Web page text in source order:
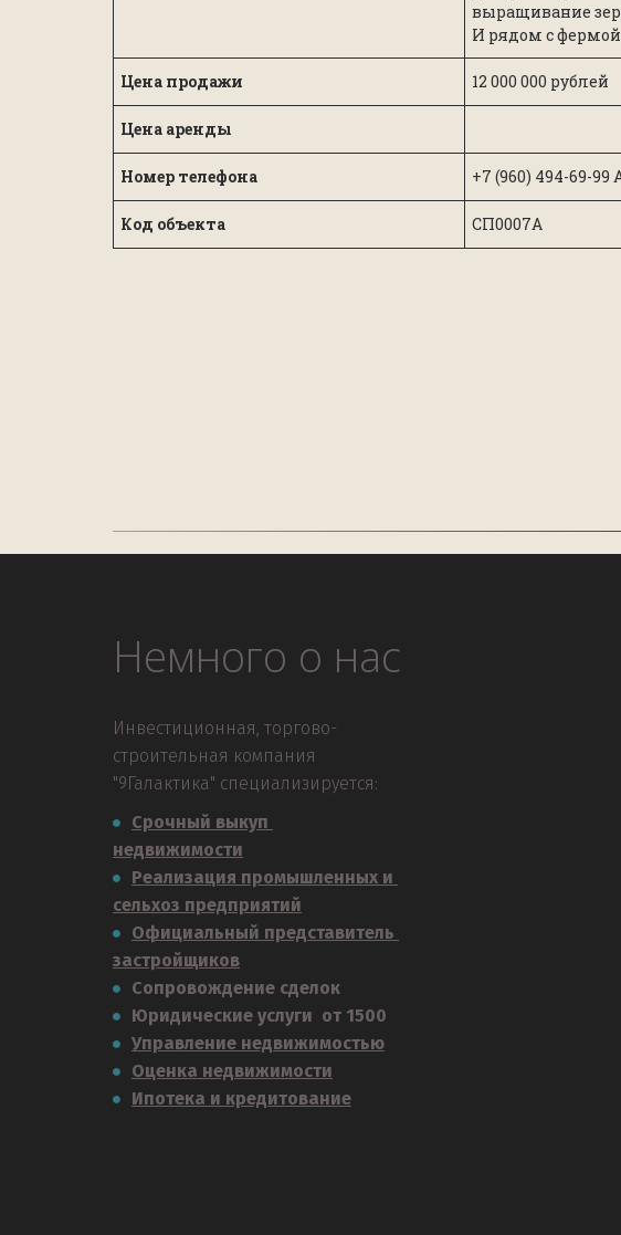
выращивание
И рядом с фермой
Цена продажи 12 000 000 рублей
Цена аренды
Номер телефона +7 (960) 494-69-
Код объекта СП0007А
Немного о нас
Инвестиционная, торгово-
строительная компания
"9Галактика" специализируется:
Срочный выкуп
недвижимости
Реализация промышленных и
сельхоз предприятий
Официальный представитель
застройщиков
Сопровождение сделок
Юридические услуги  от 1500
Управление недвижимостью
Оценка недвижимости
Ипотека и кредитование